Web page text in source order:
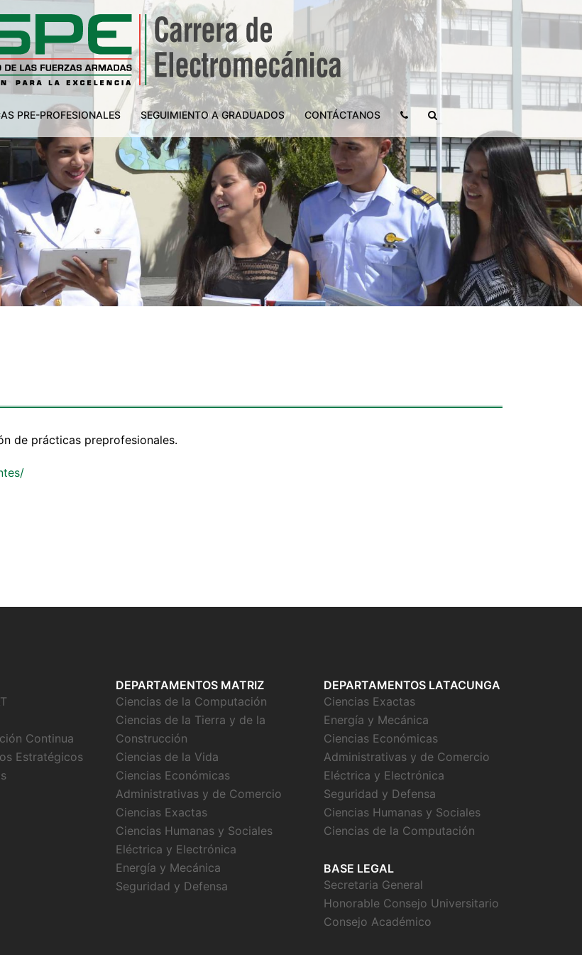
PRE-PROFESIONALES SEGUIMIENTO A GRADUADOS CONTÁCTANOS
de prácticas preprofesionales.
Continua
Estratégicos
DEPARTAMENTOS MATRIZ
Ciencias de la Computación
Ciencias de la Tierra y de la
Construcción
Ciencias de la Vida
Ciencias Económicas
Administrativas y de Comercio
Ciencias Exactas
Ciencias Humanas y Sociales
Eléctrica y Electrónica
Energía y Mecánica
Seguridad y Defensa
DEPARTAMENTOS LATACUNGA
Ciencias Exactas
Energía y Mecánica
Ciencias Económicas
Administrativas y de Comercio
Eléctrica y Electrónica
Seguridad y Defensa
Ciencias Humanas y Sociales
Ciencias de la Computación
BASE LEGAL
Secretaria General
Honorable Consejo Universitario
Consejo Académico